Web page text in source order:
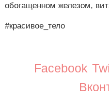
обогащенном железом,
#красивое_тело
Facebook